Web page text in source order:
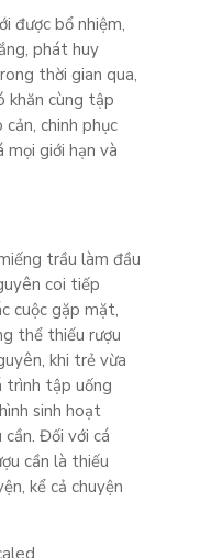
được bổ nhiệm,
phát huy
thời gian qua,
khăn cùng tập
chinh phục
giới hạn và
trầu làm đầu
coi tiếp
cuộc gặp mặt,
thể thiếu rượu
khi trẻ vừa
trình tập uống
sinh hoạt
Đối với cá
cần là thiếu
kể cả chuyện